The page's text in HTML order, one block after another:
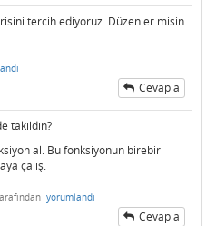
tercih ediyoruz. Düzenler misin
Cevapla
takıldın?
al. Bu fonksiyonun birebir
çalış.
yorumlandı
Cevapla